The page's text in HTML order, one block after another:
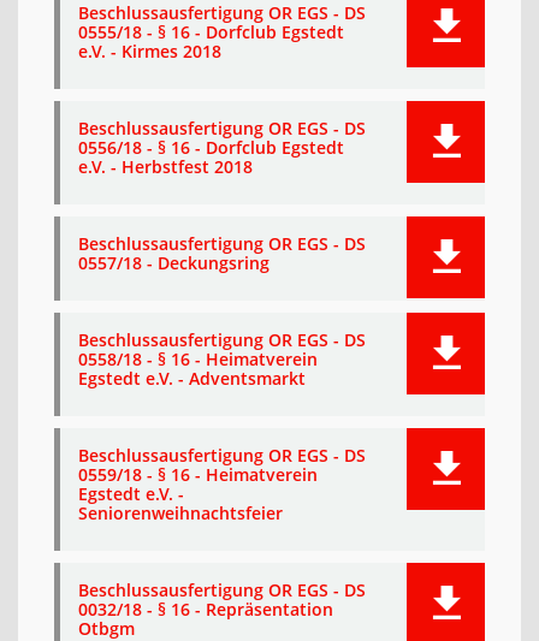
Beschlussausfertigung OR EGS - DS
0555/18 - § 16 - Dorfclub Egstedt
e.V. - Kirmes 2018
Beschlussausfertigung OR EGS - DS
0556/18 - § 16 - Dorfclub Egstedt
e.V. - Herbstfest 2018
Beschlussausfertigung OR EGS - DS
0557/18 - Deckungsring
Beschlussausfertigung OR EGS - DS
0558/18 - § 16 - Heimatverein
Egstedt e.V. - Adventsmarkt
Beschlussausfertigung OR EGS - DS
0559/18 - § 16 - Heimatverein
Egstedt e.V. -
Seniorenweihnachtsfeier
Beschlussausfertigung OR EGS - DS
0032/18 - § 16 - Repräsentation
Otbgm